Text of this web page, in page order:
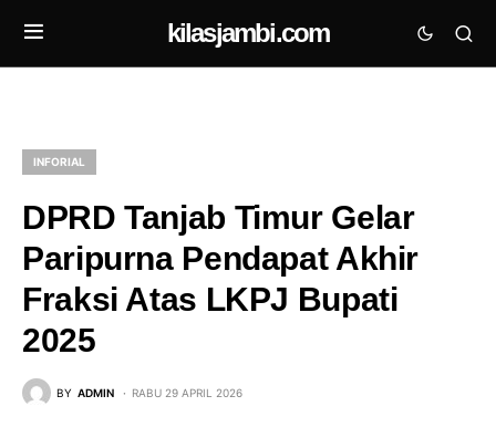
kilasjambi.com
INFORIAL
DPRD Tanjab Timur Gelar
Paripurna Pendapat Akhir
Fraksi Atas LKPJ Bupati
2025
BY ADMIN RABU 29 APRIL 2026